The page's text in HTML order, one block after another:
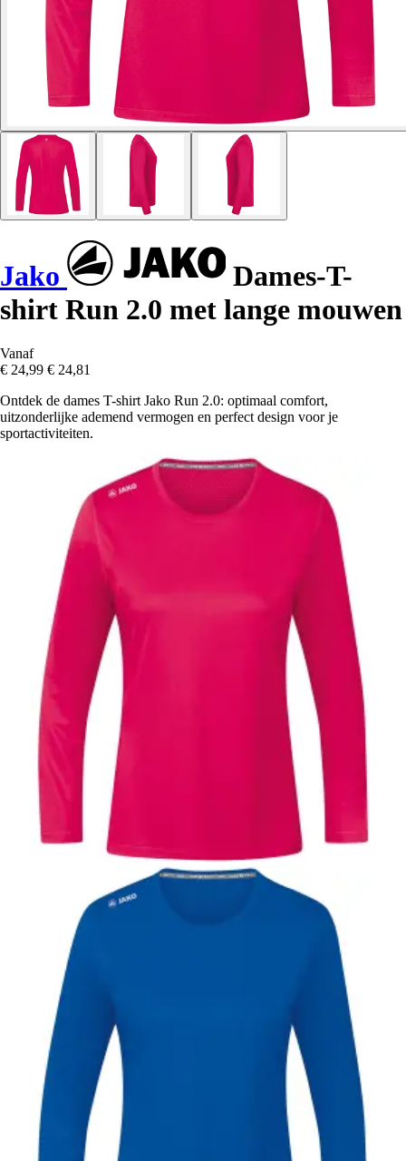
Jako
Dames-T-
shirt Run 2.0 met lange mouwen
Vanaf
€ 24,99 € 24,81
Ontdek de dames T-shirt Jako Run 2.0: optimaal comfort,
uitzonderlijke ademend vermogen en perfect design voor je
sportactiviteiten.